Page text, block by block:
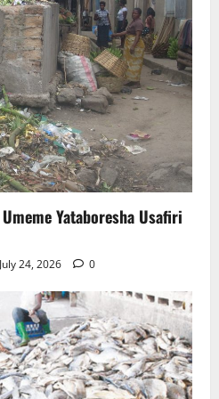
Yataboresha Usafiri
July 24, 2026 0